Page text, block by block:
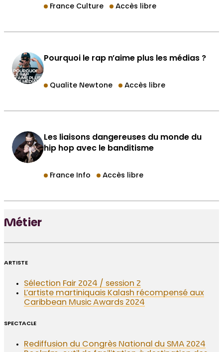
France Culture Accès libre
Pourquoi le rap n’aime plus les médias ?
Qualite Newtone Accès libre
Les liaisons dangereuses du monde du
hip hop avec le banditisme
France Info Accès libre
Métier
ARTISTE
Sélection Fair 2024 / session 2
L’artiste martiniquais Kalash récompensé aux
Caribbean Music Awards 2024
SPECTACLE
Rediffusion du Congrès National du SMA 2024